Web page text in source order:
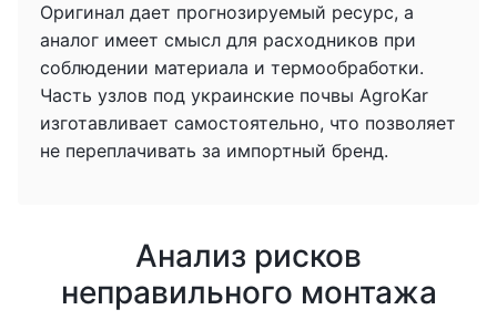
Оригинал дает прогнозируемый ресурс, а
аналог имеет смысл для расходников при
соблюдении материала и термообработки.
Часть узлов под украинские почвы AgroKar
изготавливает самостоятельно, что позволяет
не переплачивать за импортный бренд.
Анализ рисков
неправильного монтажа